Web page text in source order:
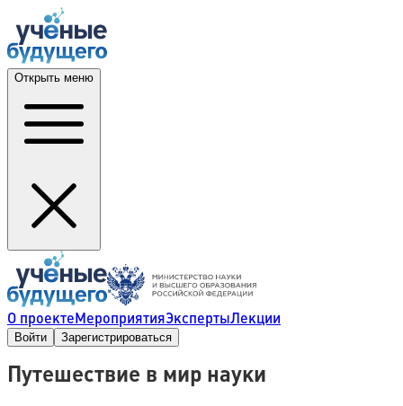
Открыть меню
О проекте Мероприятия Эксперты Лекции
Войти Зарегистрироваться
Путешествие в мир науки